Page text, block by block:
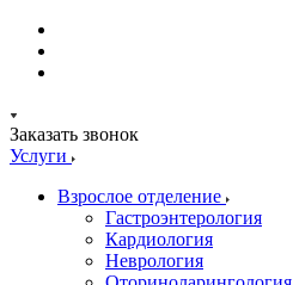
Заказать звонок
Услуги
Взрослое отделение
Гастроэнтерология
Кардиология
Неврология